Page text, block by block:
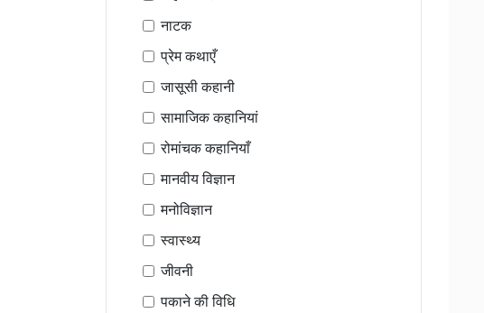
नाटक
प्रेम कथाएँ
जासूसी कहानी
सामाजिक कहानियां
रोमांचक कहानियाँ
मानवीय विज्ञान
मनोविज्ञान
स्वास्थ्य
जीवनी
पकाने की विधि